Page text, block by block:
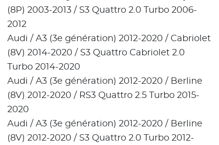
(8P) 2003-2013 / S3 Quattro 2.0 Turbo 2006-
2012
Audi / A3 (3e génération) 2012-2020 / Cabriolet
(8V) 2014-2020 / S3 Quattro Cabriolet 2.0
Turbo 2014-2020
Audi / A3 (3e génération) 2012-2020 / Berline
(8V) 2012-2020 / RS3 Quattro 2.5 Turbo 2015-
2020
Audi / A3 (3e génération) 2012-2020 / Berline
(8V) 2012-2020 / S3 Quattro 2.0 Turbo 2012-